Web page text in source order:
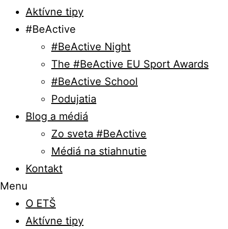
Aktívne tipy
#BeActive
#BeActive Night
The #BeActive EU Sport Awards
#BeActive School
Podujatia
Blog a médiá
Zo sveta #BeActive
Médiá na stiahnutie
Kontakt
Menu
O ETŠ
Aktívne tipy